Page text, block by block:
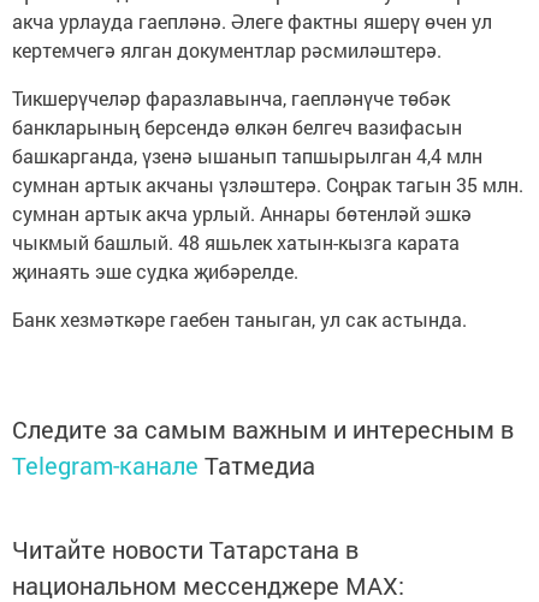
акча урлауда гаепләнә. Әлеге фактны яшерү өчен ул
кертемчегә ялган документлар рәсмиләштерә.
Тикшерүчеләр фаразлавынча, гаепләнүче төбәк
банкларының берсендә өлкән белгеч вазифасын
башкарганда, үзенә ышанып тапшырылган 4,4 млн
сумнан артык акчаны үзләштерә. Соңрак тагын 35 млн.
сумнан артык акча урлый. Аннары бөтенләй эшкә
чыкмый башлый. 48 яшьлек хатын-кызга карата
җинаять эше судка җибәрелде.
Банк хезмәткәре гаебен таныган, ул сак астында.
Следите за самым важным и интересным в
Telegram-канале Татмедиа
Читайте новости Татарстана в
национальном мессенджере MАХ: